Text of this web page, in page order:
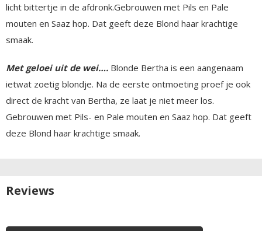
licht bittertje in de afdronk.Gebrouwen met Pils en Pale
mouten en Saaz hop. Dat geeft deze Blond haar krachtige
smaak.
Met geloei uit de wei…. Blonde Bertha is een aangenaam
ietwat zoetig blondje. Na de eerste ontmoeting proef je ook
direct de kracht van Bertha, ze laat je niet meer los.
Gebrouwen met Pils- en Pale mouten en Saaz hop. Dat geeft
deze Blond haar krachtige smaak.
Reviews